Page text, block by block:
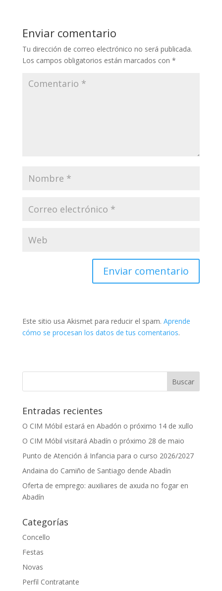
Enviar comentario
Tu dirección de correo electrónico no será publicada.
Los campos obligatorios están marcados con *
Este sitio usa Akismet para reducir el spam. Aprende
cómo se procesan los datos de tus comentarios.
Entradas recientes
O CIM Móbil estará en Abadón o próximo 14 de xullo
O CIM Móbil visitará Abadín o próximo 28 de maio
Punto de Atención á Infancia para o curso 2026/2027
Andaina do Camiño de Santiago dende Abadín
Oferta de emprego: auxiliares de axuda no fogar en
Abadín
Categorías
Concello
Festas
Novas
Perfil Contratante